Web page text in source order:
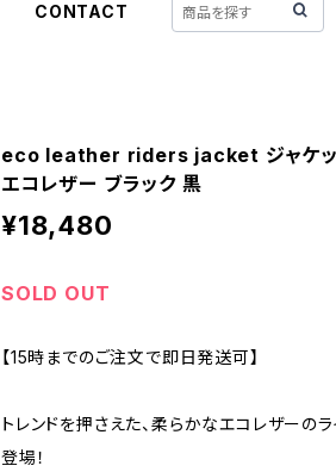
CONTACT
eco leather riders jacket ジャケッ
エコレザー ブラック 黒
¥18,480
SOLD OUT
【15時までのご注文で即日発送可】
トレンドを押さえた、柔らかなエコレザーの
登場！